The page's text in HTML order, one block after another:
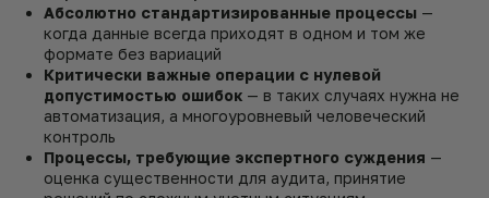
Абсолютно стандартизированные процессы —
когда данные всегда приходят в одном и том же
формате без вариаций
Критически важные операции с нулевой
допустимостью ошибок — в таких случаях нужна не
автоматизация, а многоуровневый человеческий
контроль
Процессы, требующие экспертного суждения —
оценка существенности для аудита, принятие